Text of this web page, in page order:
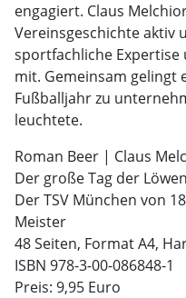
engagiert. Claus
Vereinsgeschichte aktiv
sportfachliche
mit. Gemeinsam gelingt
Fußballjahr zu
leuchtete.
Roman Beer | Claus
Der große Tag der Löwen
Der TSV München von
Meister
48 Seiten, Format A4,
ISBN 978-3-00-086848-1
Preis: 9,95 Euro